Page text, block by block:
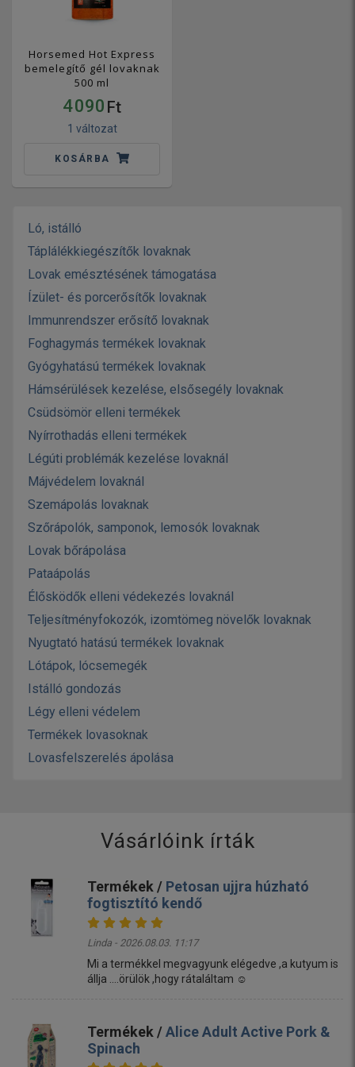
Horsemed Hot Express
bemelegítő gél lovaknak
500 ml
4 090 Ft
1 változat
KOSÁRBA
Ló, istálló
Táplálékkiegészítők lovaknak
Lovak emésztésének támogatása
Ízület- és porcerősítők lovaknak
Immunrendszer erősítő lovaknak
Foghagymás termékek lovaknak
Gyógyhatású termékek lovaknak
Hámsérülések kezelése, elsősegély lovaknak
Csüdsömör elleni termékek
Nyírrothadás elleni termékek
Légúti problémák kezelése lovaknál
Májvédelem lovaknál
Szemápolás lovaknak
Szőrápolók, samponok, lemosók lovaknak
Lovak bőrápolása
Pataápolás
Élősködők elleni védekezés lovaknál
Teljesítményfokozók, izomtömeg növelők lovaknak
Nyugtató hatású termékek lovaknak
Lótápok, lócsemegék
Istálló gondozás
Légy elleni védelem
Termékek lovasoknak
Lovasfelszerelés ápolása
Vásárlóink írták
Termékek / Petosan ujjra húzható
fogtisztító kendő
Linda - 2026.08.03. 11:17
Mi a termékkel megvagyunk elégedve ,a kutyum is
állja ....örülök ,hogy rátaláltam ☺️
Termékek /Alice Adult Active Pork &
Spinach